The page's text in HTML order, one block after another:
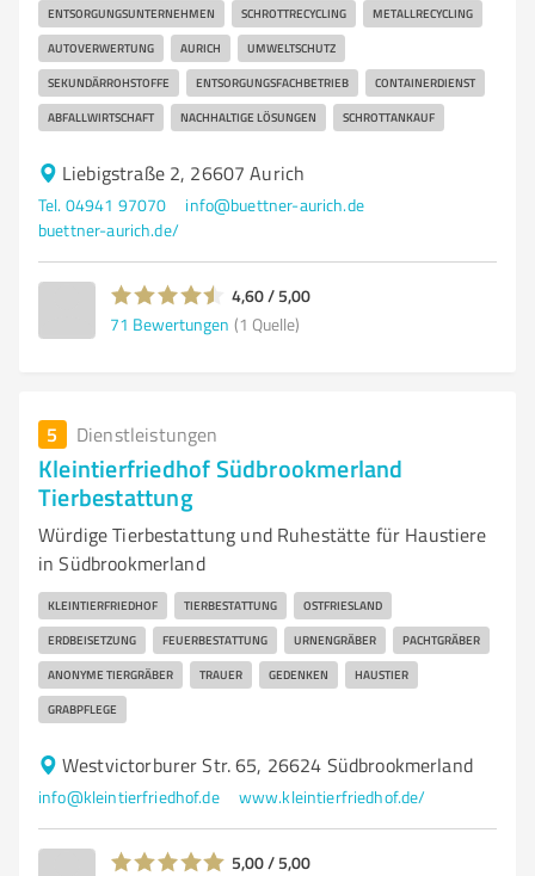
ENTSORGUNGSUNTERNEHMEN SCHROTTRECYCLING METALLRECYCLING
AUTOVERWERTUNG AURICH UMWELTSCHUTZ
SEKUNDÄRROHSTOFFE ENTSORGUNGSFACHBETRIEB CONTAINERDIENST
ABFALLWIRTSCHAFT NACHHALTIGE LÖSUNGEN SCHROTTANKAUF
Liebigstraße 2, 26607 Aurich
Tel. 04941 97070
info@buettner-aurich.de
buettner-aurich.de/
4,60 / 5,00
71 Bewertungen (1 Quelle)
5 Dienstleistungen
Kleintierfriedhof Südbrookmerland
Tierbestattung
Würdige Tierbestattung und Ruhestätte für Haustiere
in Südbrookmerland
KLEINTIERFRIEDHOF TIERBESTATTUNG OSTFRIESLAND
ERDBEISETZUNG FEUERBESTATTUNG URNENGRÄBER PACHTGRÄBER
ANONYME TIERGRÄBER TRAUER GEDENKEN HAUSTIER
GRABPFLEGE
Westvictorburer Str. 65, 26624 Südbrookmerland
info@kleintierfriedhof.de www.kleintierfriedhof.de/
5,00 / 5,00